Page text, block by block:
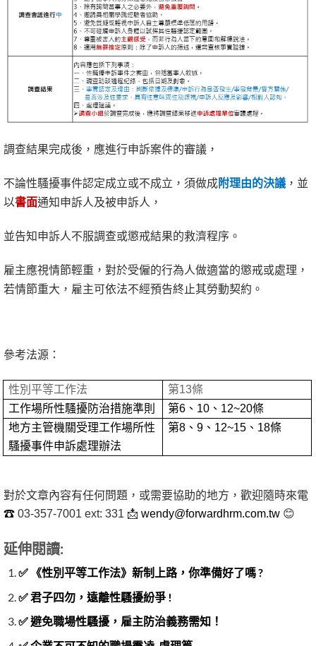
調查結果完成後，應進行申訴案件的審議，
不論性騷擾事件認定成立或不成立，須做成附理由的決議 ，並
以書面通知申訴人及被申訴人，
並告知申訴人不服調查或懲戒結果的救濟程序。
雇主應視情節輕重，對於受僱的行為人做適當的懲戒或處理，
若情節重大，雇主可依法不經預告終止其勞動契約。
參考法源：
性別平等工作法
第13條
工作場所性騷擾防治措施準則
第6、10、12~20條
地方主管機關受理工作場所性
騷擾事件申訴處理辦法
第8、9、12~15、18條
對於文章內容有任何問題，或需要協助的地方，歡迎隨時來電
☎ 03-357-7001 ext: 331 📩 wendy@forwardhrm.com.tw 😊
延伸閱讀:
✅ 《性別平等工作法》新制上路，你準備好了嗎 ?
✅ 君子四勿，遠離性騷擾紛爭 !
✅ 避免職場性騷擾，雇主防治義務需知！